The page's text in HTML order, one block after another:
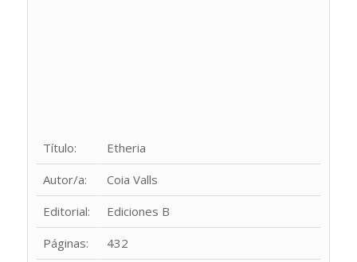
Título:
Etheria
Autor/a:
Coia Valls
Editorial:
Ediciones B
Páginas:
432